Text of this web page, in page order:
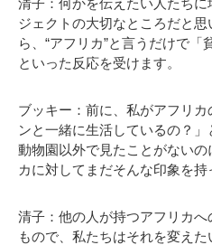
ジェクトの大切なところだと
ら、“アフリカ”と言うだけで「
といった反応を受けます。
ブッキー：前に、私がアフリ
ンと一緒に生活しているの？」
動物園以外で見たことがない
カに対してまだそんな印象を持
清子：他の人が持つアフリカ
もので、私たちはそれを変え